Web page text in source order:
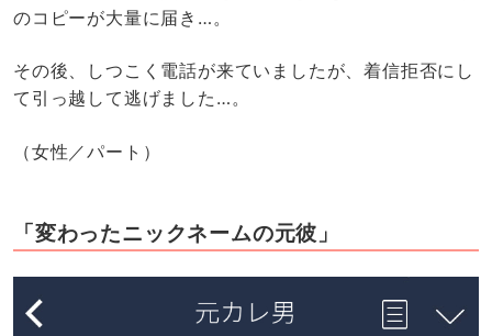
のコピーが大量に届き…。
その後、しつこく電話が来ていましたが、着信拒否にし
て引っ越して逃げました…。
（女性／パート）
「変わったニックネームの元彼」